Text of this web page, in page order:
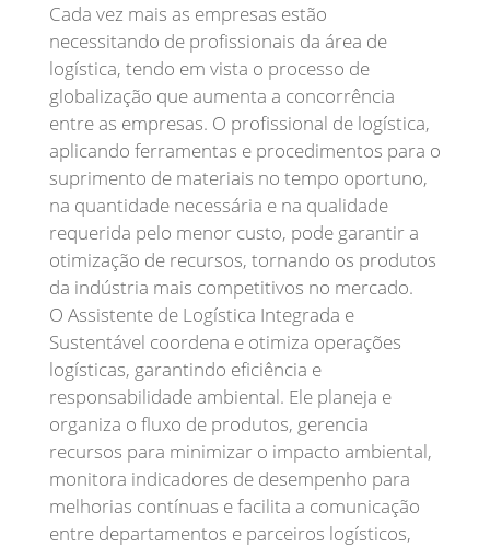
Cada vez mais as empresas estão
necessitando de profissionais da área de
logística, tendo em vista o processo de
globalização que aumenta a concorrência
entre as empresas. O profissional de logística,
aplicando ferramentas e procedimentos para o
suprimento de materiais no tempo oportuno,
na quantidade necessária e na qualidade
requerida pelo menor custo, pode garantir a
otimização de recursos, tornando os produtos
da indústria mais competitivos no mercado.
O Assistente de Logística Integrada e
Sustentável coordena e otimiza operações
logísticas, garantindo eficiência e
responsabilidade ambiental. Ele planeja e
organiza o fluxo de produtos, gerencia
recursos para minimizar o impacto ambiental,
monitora indicadores de desempenho para
melhorias contínuas e facilita a comunicação
entre departamentos e parceiros logísticos,